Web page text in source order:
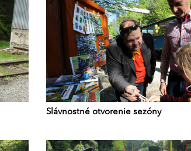
Slávnostné otvorenie sezóny